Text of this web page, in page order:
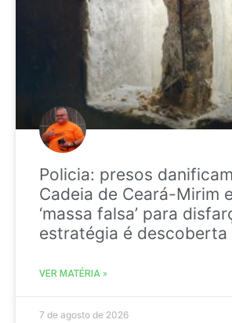
Policia: presos
Cadeia de Ceará-Mirim
‘massa falsa’ para
estratégia é descoberta
VER MATÉRIA »
7 de agosto de 2026